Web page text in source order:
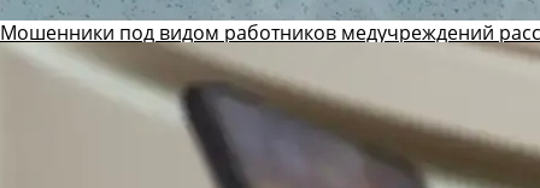
Мошенники под видом работников медучреждений